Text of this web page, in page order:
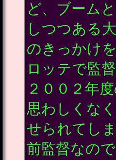
ど、ブーム
しつつある
のきっかけ
ロッテで監
２００２年
思わしくな
せられてし
前監督なの